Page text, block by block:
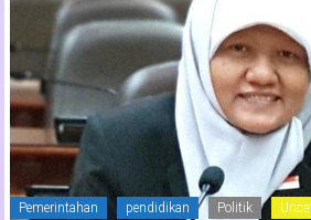
Online
Jawa
Timur
Pemerintahan pendidikan Politik